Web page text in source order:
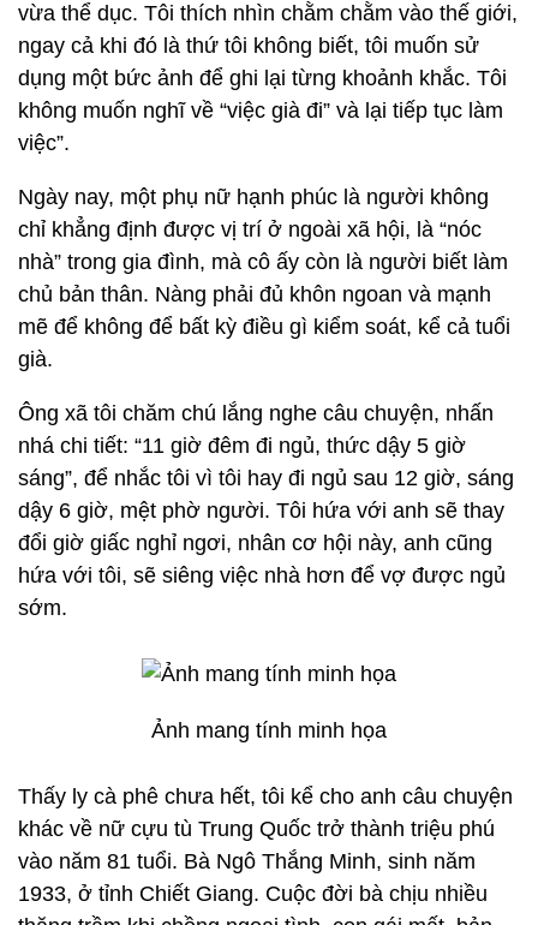
vừa thể dục. Tôi thích nhìn chằm chằm vào thế giới,
ngay cả khi đó là thứ tôi không biết, tôi muốn sử
dụng một bức ảnh để ghi lại từng khoảnh khắc. Tôi
không muốn nghĩ về “việc già đi” và lại tiếp tục làm
việc”.
Ngày nay, một phụ nữ hạnh phúc là người không
chỉ khẳng định được vị trí ở ngoài xã hội, là “nóc
nhà” trong gia đình, mà cô ấy còn là người biết làm
chủ bản thân. Nàng phải đủ khôn ngoan và mạnh
mẽ để không để bất kỳ điều gì kiểm soát, kể cả tuổi
già.
Ông xã tôi chăm chú lắng nghe câu chuyện, nhấn
nhá chi tiết: “11 giờ đêm đi ngủ, thức dậy 5 giờ
sáng”, để nhắc tôi vì tôi hay đi ngủ sau 12 giờ, sáng
dậy 6 giờ, mệt phờ người. Tôi hứa với anh sẽ thay
đổi giờ giấc nghỉ ngơi, nhân cơ hội này, anh cũng
hứa với tôi, sẽ siêng việc nhà hơn để vợ được ngủ
sớm.
Ảnh mang tính minh họa
Thấy ly cà phê chưa hết, tôi kể cho anh câu chuyện
khác về nữ cựu tù Trung Quốc trở thành triệu phú
vào năm 81 tuổi. Bà Ngô Thắng Minh, sinh năm
1933, ở tỉnh Chiết Giang. Cuộc đời bà chịu nhiều